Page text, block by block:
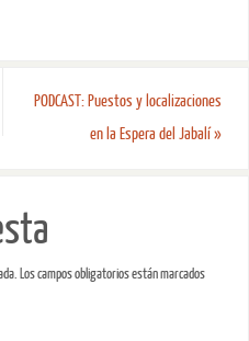
PODCAST: Puestos y localizaciones
en la Espera del Jabalí»
Los campos obligatorios están marcados